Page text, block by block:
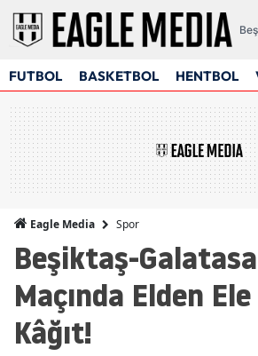
FUTBOL BASKETBOL HENTBOL
Eagle Media Spor
Beşiktaş-
Maçında Elden
Kâğıt!